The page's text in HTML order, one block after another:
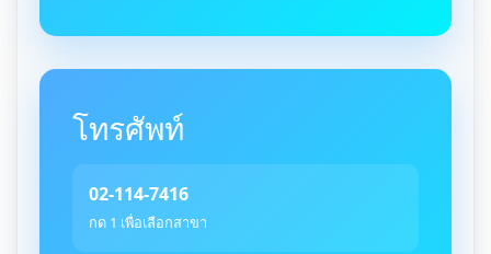
โทรศัพท์
02-114-7416
กด 1 เพื่อเลือกสาขา